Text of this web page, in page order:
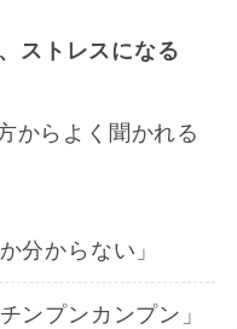
ストレスになる
からよく聞かれる
分からない」
ンプンカンプン」